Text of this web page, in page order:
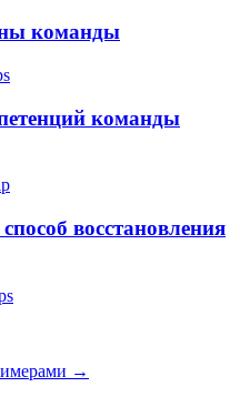
команды
команды
восстановления
→